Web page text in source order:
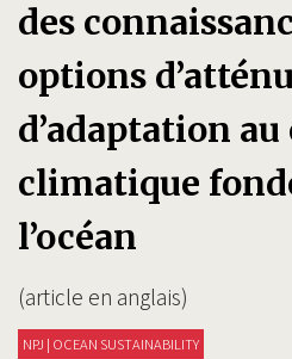
des
options
d’adaptation
climatique
l’océan
(article en anglais)
NPJ | OCEAN SUSTAINABILITY